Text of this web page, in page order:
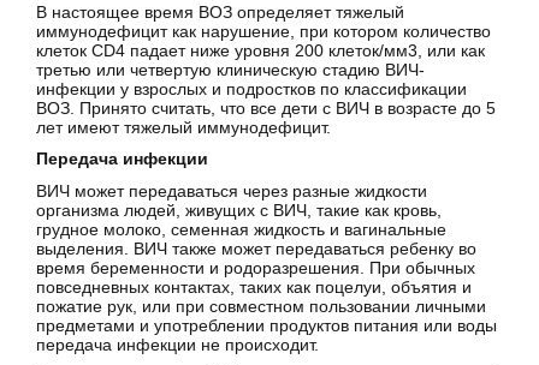
В настоящее время ВОЗ определяет тяжелый
иммунодефицит как нарушение, при котором количество
клеток CD4 падает ниже уровня 200 клеток/мм3, или как
третью или четвертую клиническую стадию ВИЧ-
инфекции у взрослых и подростков по классификации
ВОЗ. Принято считать, что все дети с ВИЧ в возрасте до 5
лет имеют тяжелый иммунодефицит.
Передача инфекции
ВИЧ может передаваться через разные жидкости
организма людей, живущих с ВИЧ, такие как кровь,
грудное молоко, семенная жидкость и вагинальные
выделения. ВИЧ также может передаваться ребенку во
время беременности и родоразрешения. При обычных
повседневных контактах, таких как поцелуи, объятия и
пожатие рук, или при совместном пользовании личными
предметами и употреблении продуктов питания или воды
передача инфекции не происходит.